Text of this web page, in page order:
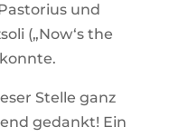
und
(„Now‘s the
Stelle ganz
gedankt! Ein